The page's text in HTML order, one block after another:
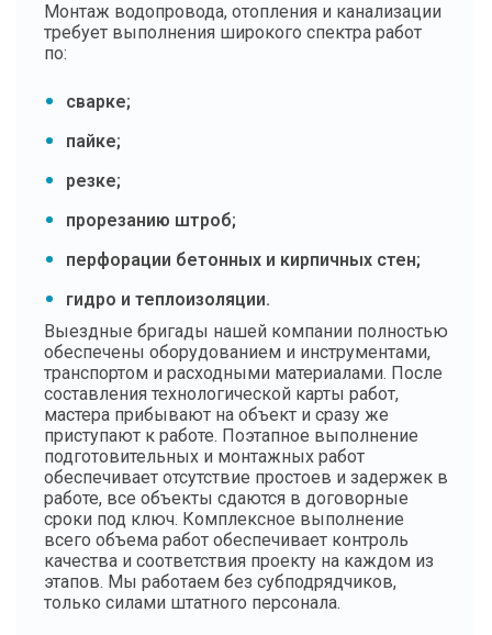
Монтаж водопровода, отопления и канализации
требует выполнения широкого спектра работ
по:
сварке;
пайке;
резке;
прорезанию штроб;
перфорации бетонных и кирпичных стен;
гидро и теплоизоляции.
Выездные бригады нашей компании полностью
обеспечены оборудованием и инструментами,
транспортом и расходными материалами. После
составления технологической карты работ,
мастера прибывают на объект и сразу же
приступают к работе. Поэтапное выполнение
подготовительных и монтажных работ
обеспечивает отсутствие простоев и задержек в
работе, все объекты сдаются в договорные
сроки под ключ. Комплексное выполнение
всего объема работ обеспечивает контроль
качества и соответствия проекту на каждом из
этапов. Мы работаем без субподрядчиков,
только силами штатного персонала.